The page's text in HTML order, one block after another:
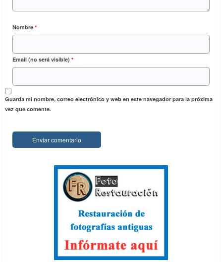
Nombre *
Email (no será visible) *
Guarda mi nombre, correo electrónico y web en este navegador para la próxima
vez que comente.